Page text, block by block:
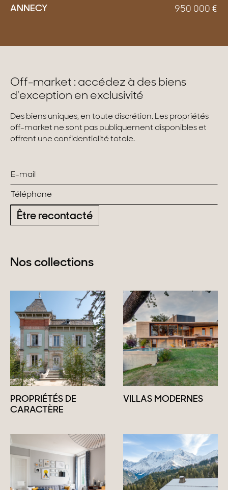
ANNECY 950 000 €
Off-market : accédez à des biens
d'exception en exclusivité
Des biens uniques, en toute discrétion. Les propriétés
off-market ne sont pas publiquement disponibles et
offrent une confidentialité totale.
Être recontacté
Nos collections
PROPRIÉTÉS DE
CARACTÈRE
VILLAS MODERNES